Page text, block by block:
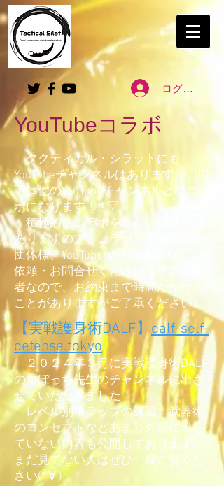
ログイン
​YouTubeコラボ
タクティカル・シラットにも
YouTubeチャンネルはありますが、以
下は他のYouTubeチャンネルとのコラ
ボになります！(*'▽')
​ 積極的にコラボをしたい気持ちは
ありますので、コラボご希望の武術
団体様、YouTuberの方はお気軽にご
依頼・お問合せください（季節労働
者なので、お約束まで時間がかかる
ことがありますがご了承ください）
【実戦護身術DALF】 dalf-self-
defense.tokyo
２０２４年３月に実戦護身術DALF
のつぼっち先生のチャンネルに出さ
せていただきました！
​ レベル別キラップの練習、武器術
のコンセプトなどあまり外部に出し
ていない内容も公開しております。
まだ見てない人はぜひ一度ご覧くだ
さい(*‘∀‘)